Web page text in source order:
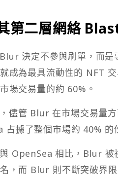
第二層網絡
決定不參與刷單，而
成為最具流動性的 NFT
場交易量的約 60%。
儘管 Blur 在市場交易量
占據了整個市場約 40% 的
OpenSea 相比，Blur
，而 Blur 則不斷突破界